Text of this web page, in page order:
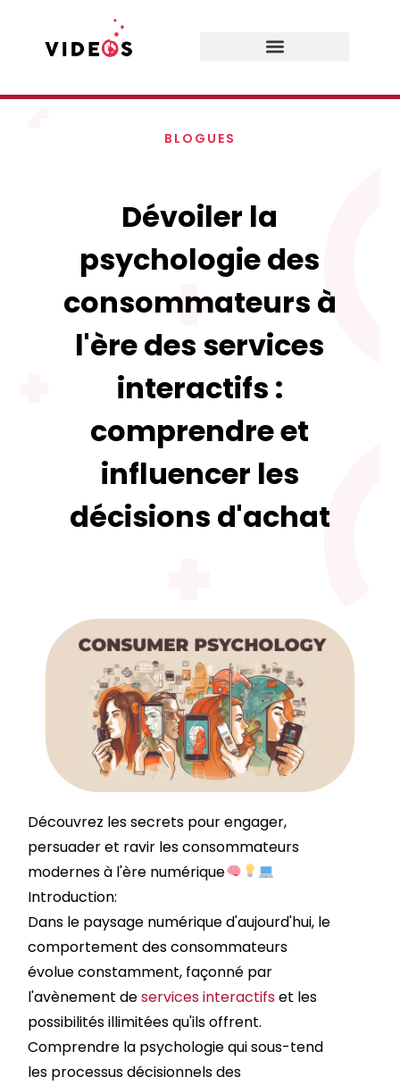
BLOGUES
Dévoiler la
psychologie des
consommateurs à
l'ère des services
interactifs :
comprendre et
influencer les
décisions d'achat
Découvrez les secrets pour engager,
persuader et ravir les consommateurs
modernes à l'ère numérique
Introduction:
Dans le paysage numérique d'aujourd'hui, le
comportement des consommateurs
évolue constamment, façonné par
l'avènement deservices interactifset les
possibilités illimitées qu'ils offrent.
Comprendre la psychologie qui sous-tend
les processus décisionnels des